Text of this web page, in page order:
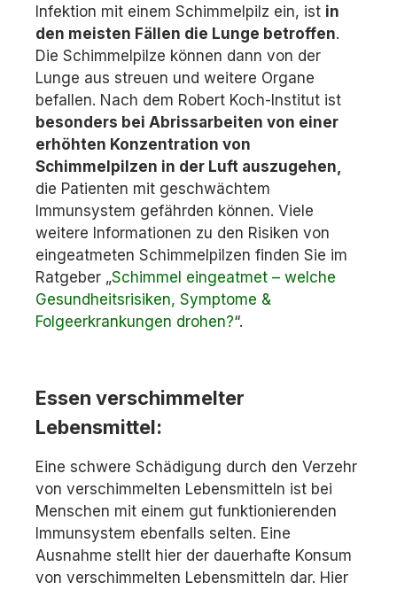
Infektion mit einem Schimmelpilz ein, ist in
den meisten Fällen die Lunge betroffen.
Die Schimmelpilze können dann von der
Lunge aus streuen und weitere Organe
befallen. Nach dem Robert Koch-Institut ist
besonders bei Abrissarbeiten von einer
erhöhten Konzentration von
Schimmelpilzen in der Luft auszugehen,
die Patienten mit geschwächtem
Immunsystem gefährden können. Viele
weitere Informationen zu den Risiken von
eingeatmeten Schimmelpilzen finden Sie im
Ratgeber „Schimmel eingeatmet – welche
Gesundheitsrisiken, Symptome &
Folgeerkrankungen drohen?“.
Essen verschimmelter
Lebensmittel:
Eine schwere Schädigung durch den Verzehr
von verschimmelten Lebensmitteln ist bei
Menschen mit einem gut funktionierenden
Immunsystem ebenfalls selten. Eine
Ausnahme stellt hier der dauerhafte Konsum
von verschimmelten Lebensmitteln dar. Hier